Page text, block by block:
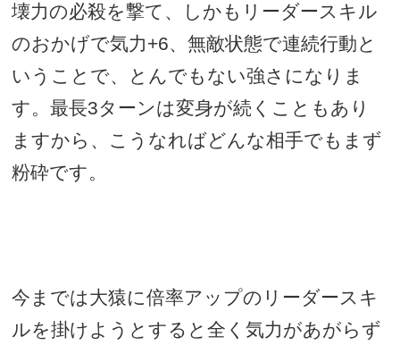
壊力の必殺を撃て、しかもリーダースキル
のおかげで気力+6、無敵状態で連続行動と
いうことで、とんでもない強さになりま
す。最長3ターンは変身が続くこともあり
ますから、こうなればどんな相手でもまず
粉砕です。
今までは大猿に倍率アップのリーダースキ
ルを掛けようとすると全く気力があがらず